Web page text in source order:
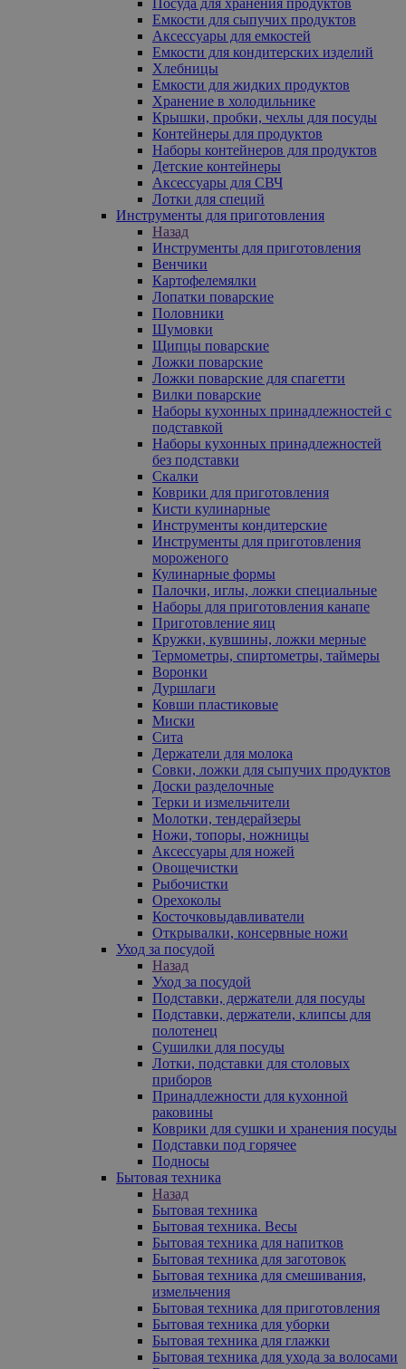
Емкости для сыпучих продуктов
Аксессуары для емкостей
Емкости для кондитерских изделий
Хлебницы
Емкости для жидких продуктов
Хранение в холодильнике
Крышки, пробки, чехлы для посуды
Контейнеры для продуктов
Наборы контейнеров для продуктов
Детские контейнеры
Аксессуары для СВЧ
Лотки для специй
Инструменты для приготовления
Назад
Инструменты для приготовления
Венчики
Картофелемялки
Лопатки поварские
Половники
Шумовки
Щипцы поварские
Ложки поварские
Ложки поварские для спагетти
Вилки поварские
Наборы кухонных принадлежностей с
подставкой
Наборы кухонных принадлежностей
без подставки
Скалки
Коврики для приготовления
Кисти кулинарные
Инструменты кондитерские
Инструменты для приготовления
мороженого
Кулинарные формы
Палочки, иглы, ложки специальные
Наборы для приготовления канапе
Приготовление яиц
Кружки, кувшины, ложки мерные
Термометры, спиртометры, таймеры
Воронки
Дуршлаги
Ковши пластиковые
Миски
Сита
Держатели для молока
Совки, ложки для сыпучих продуктов
Доски разделочные
Терки и измельчители
Молотки, тендерайзеры
Ножи, топоры, ножницы
Аксессуары для ножей
Овощечистки
Рыбочистки
Орехоколы
Косточковыдавливатели
Открывалки, консервные ножи
Уход за посудой
Назад
Уход за посудой
Подставки, держатели для посуды
Подставки, держатели, клипсы для
полотенец
Сушилки для посуды
Лотки, подставки для столовых
приборов
Принадлежности для кухонной
раковины
Коврики для сушки и хранения посуды
Подставки под горячее
Подносы
Бытовая техника
Назад
Бытовая техника
Бытовая техника. Весы
Бытовая техника для напитков
Бытовая техника для заготовок
Бытовая техника для смешивания,
измельчения
Бытовая техника для приготовления
Бытовая техника для уборки
Бытовая техника для глажки
Бытовая техника для ухода за волосами